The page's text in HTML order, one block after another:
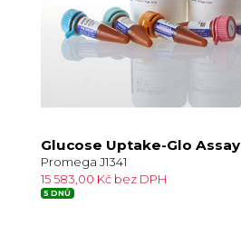
Glucose Uptake-Glo Assay
Promega J1341
15 583,00 Kč bez DPH
5 DNŮ